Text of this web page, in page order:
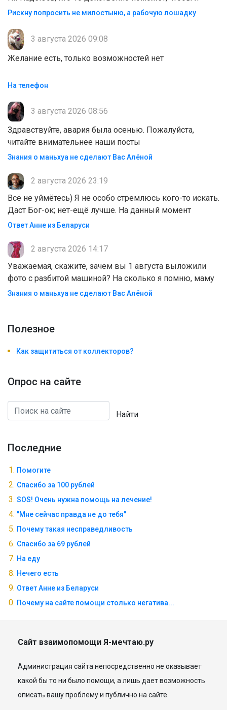
Рискну попросить не милостыню, а рабочую лошадку
3 августа 2026 09:08
Желание есть, только возможностей нет
На телефон
3 августа 2026 08:56
Здравствуйте, авария была осенью. Пожалуйста,
читайте внимательнее наши посты
Знания о маньхуа не сделают Вас Алëной
2 августа 2026 23:19
Всё не уймётесь) Я не особо стремлюсь кого-то искать.
Даст Бог-ок; нет-ещё лучше. На данный момент
Ответ Анне из Беларуси
2 августа 2026 14:17
Уважаемая, скажите, зачем вы 1 августа выложили
фото с разбитой машиной? На сколько я помню, маму
Знания о маньхуа не сделают Вас Алëной
Полезноe
Как защититься от коллекторов?
Опрос на сайте
Найти
Последние
Помогите
Спасибо за 100 рублей
SOS! Очень нужна помощь на лечение!
"Мне сейчас правда не до тебя"
Почему такая несправедливость
Спасибо за 69 рублей
На еду
Нечего есть
Ответ Анне из Беларуси
Почему на сайте помощи столько негатива...
Сайт взаимопомощи Я-мечтаю.ру
Администрация сайта непосредственно не оказывает
какой бы то ни было помощи, а лишь дает возможность
описать вашу проблему и публично на сайте.